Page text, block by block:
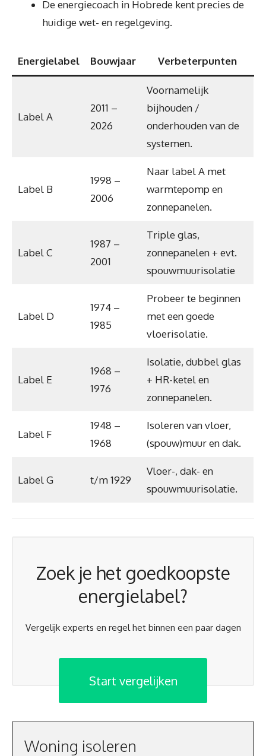
De energiecoach in Hobrede kent precies de
huidige wet- en regelgeving.
Energielabel Bouwjaar Verbeterpunten
Label A
2011 –
2026
Voornamelijk
bijhouden /
onderhouden van de
systemen.
Label B
1998 –
2006
Naar label A met
warmtepomp en
zonnepanelen.
Label C
1987 –
2001
Triple glas,
zonnepanelen + evt.
spouwmuurisolatie
Label D
1974 –
1985
Probeer te beginnen
met een goede
vloerisolatie.
Label E
1968 –
1976
Isolatie, dubbel glas
+ HR-ketel en
zonnepanelen.
Label F
1948 –
1968
Isoleren van vloer,
(spouw)muur en dak.
Label G t/m 1929
Vloer-, dak- en
spouwmuurisolatie.
Zoek je het goedkoopste
energielabel?
Vergelijk experts en regel het binnen een paar dagen
Start vergelijken
Woning isoleren